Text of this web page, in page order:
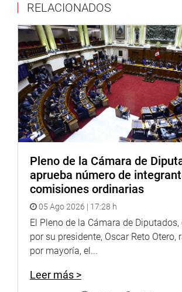
participado como asesores en la
dos pasajes vía terrestre de cobertura
respectivamente.
Los criterios para la calificación final
capacidad de comprensión de los
incorporados en el Código de Protección
Consumidor con claridad y solidez en
empleados.
Codeco los derechos de difusión y/o
esas grabaciones. (JSR)
PRENSA CONGRESO
RELACIONADOS
Pleno de la Cámara de
aprueba número de
comisiones ordinarias
05 Ago 2026 | 17:28 h
El Pleno de la Cámara de
por su presidente, Oscar Reto Otero,
por mayoría, el...
Leer más >